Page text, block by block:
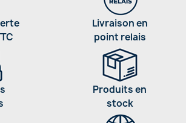
Livraison en
point relais
Produits en
stock